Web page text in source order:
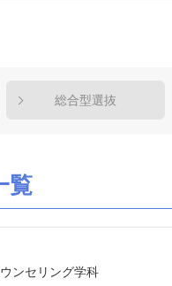
総合型選抜
覧
ンセリング学科